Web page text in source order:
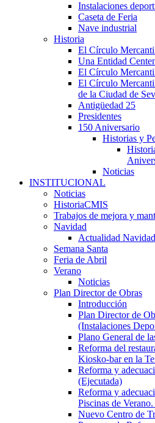
Instalaciones
Caseta de Feria
Nave industrial
Historia
El Círculo
Una Entidad
El Círculo
El Círculo
de la Ciudad de
Antigüedad 25
Presidentes
150 Aniversario
Historias y
Noticias
INSTITUCIONAL
Noticias
HistoriaCMIS
Trabajos de mejora y
Navidad
Actualidad Navidad
Semana Santa
Feria de Abril
Verano
Noticias
Plan Director de Obras
Introducción
Plan Director de
(Instalaciones
Plano General de
Reforma del
Kiosko-bar en la
Reforma y
(Ejecutada)
Reforma y
Piscinas de
Nuevo Centro de